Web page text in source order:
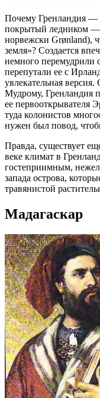
Почему Гренландия —
покрытый ледником
норвежски Grønland),
земля»? Создается
немного перемудрили
перепутали ее с
увлекательная
Мудрому, Гренландия
ее первооткрывателя
туда колонистов
нужен был повод,
Правда, существует
веке климат в
гостеприимным,
запада острова,
травянистой
Мадагаскар